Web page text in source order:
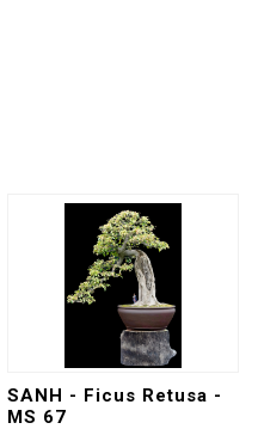
SANH - Ficus Retusa -
MS 67